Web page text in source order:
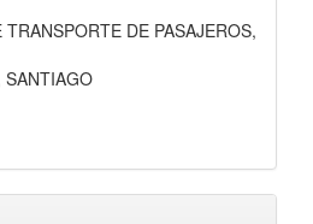
DE PASAJEROS,
SANTIAGO